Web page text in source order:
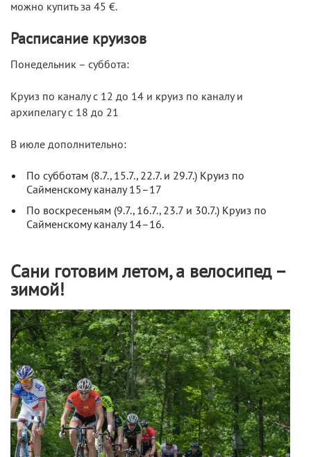
можно купить за 45 €.
Расписание круизов
Понедельник – суббота:
Круиз по каналу с 12 до 14 и круиз по каналу и
архипелагу с 18 до 21
В июле дополнительно:
По субботам (8.7., 15.7., 22.7. и 29.7.) Круиз по
Сайменскому каналу 15–17
По воскресеньям (9.7., 16.7., 23.7 и 30.7.) Круиз по
Сайменскому каналу 14–16.
Сани готовим летом, а велосипед –
зимой!